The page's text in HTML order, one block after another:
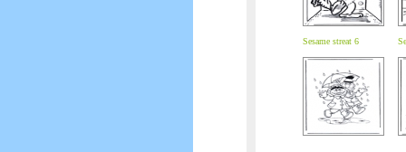
Sesame streat 6